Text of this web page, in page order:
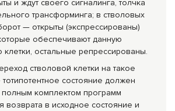
и ждут своего сигналинга, толчка
трансформинга; в стволовых
— открыты (экспрессированы)
обеспечивают данную
остальные репрессированы.
стволовой клетки на такое
состояние должен
комплектом программ
возврата в исходное состояние и